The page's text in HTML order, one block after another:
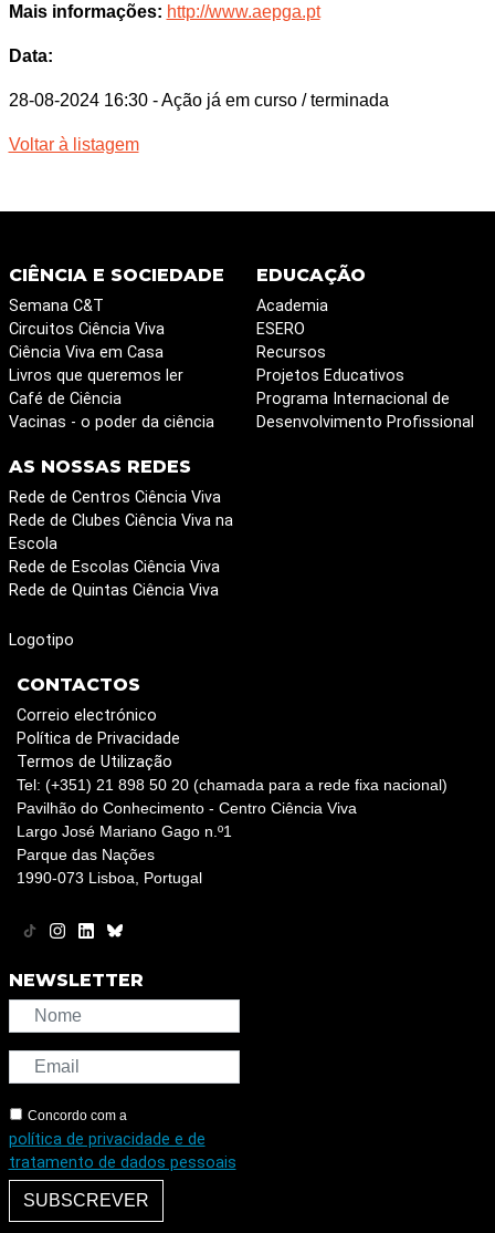
Mais informações: http://www.aepga.pt
Data:
28-08-2024 16:30 - Ação já em curso / terminada
Voltar à listagem
CIÊNCIA E SOCIEDADE
Semana C&T
Circuitos Ciência Viva
Ciência Viva em Casa
Livros que queremos ler
Café de Ciência
Vacinas - o poder da ciência
EDUCAÇÃO
Academia
ESERO
Recursos
Projetos Educativos
Programa Internacional de
Desenvolvimento Profissional
AS NOSSAS REDES
Rede de Centros Ciência Viva
Rede de Clubes Ciência Viva na
Escola
Rede de Escolas Ciência Viva
Rede de Quintas Ciência Viva
Logotipo
CONTACTOS
Correio electrónico
Política de Privacidade
Termos de Utilização
Tel: (+351) 21 898 50 20 (chamada para a rede fixa nacional)
Pavilhão do Conhecimento - Centro Ciência Viva
Largo José Mariano Gago n.º1
Parque das Nações
1990-073 Lisboa, Portugal
NEWSLETTER
Concordo com a
política de privacidade e de
tratamento de dados pessoais
SUBSCREVER